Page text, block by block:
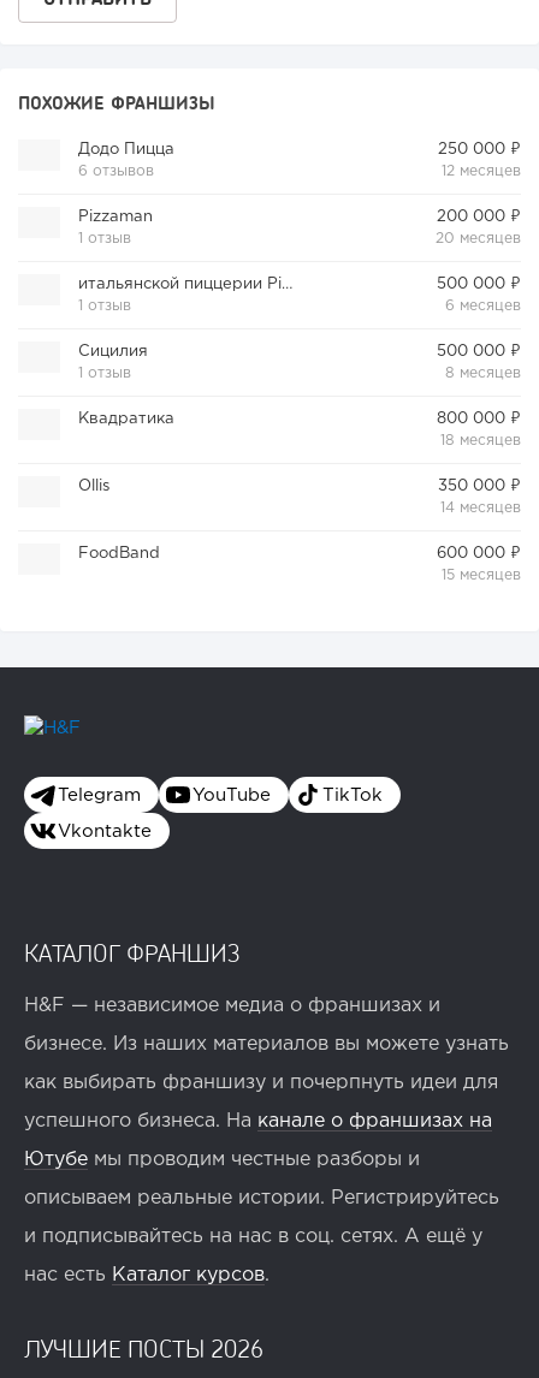
ПОХОЖИЕ ФРАНШИЗЫ
Додо Пицца
6 отзывов
250 000 ₽
12 месяцев
Pizzaman
1 отзыв
200 000 ₽
20 месяцев
итальянской пиццерии Pizzamore
1 отзыв
500 000 ₽
6 месяцев
Сицилия
1 отзыв
500 000 ₽
8 месяцев
Квадратика
800 000 ₽
18 месяцев
Ollis
350 000 ₽
14 месяцев
FoodBand
600 000 ₽
15 месяцев
Telegram YouTube TikTok
Vkontakte
КАТАЛОГ ФРАНШИЗ
H&F — независимое медиа о франшизах и
бизнесе. Из наших материалов вы можете узнать
как выбирать франшизу и почерпнуть идеи для
успешного бизнеса. На канале о франшизах на
Ютубе мы проводим честные разборы и
описываем реальные истории. Регистрируйтесь
и подписывайтесь на нас в соц. сетях. А ещё у
нас есть Каталог курсов.
ЛУЧШИЕ ПОСТЫ 2026